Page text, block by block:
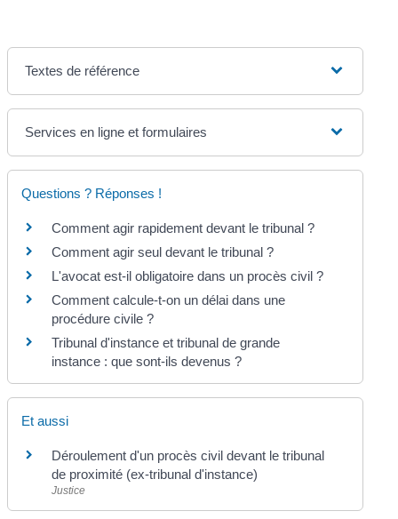
Textes de référence
Services en ligne et formulaires
Questions ? Réponses !
Comment agir rapidement devant le tribunal ?
Comment agir seul devant le tribunal ?
L'avocat est-il obligatoire dans un procès civil ?
Comment calcule-t-on un délai dans une
procédure civile ?
Tribunal d'instance et tribunal de grande
instance : que sont-ils devenus ?
Et aussi
Déroulement d'un procès civil devant le tribunal
de proximité (ex-tribunal d'instance)
Justice